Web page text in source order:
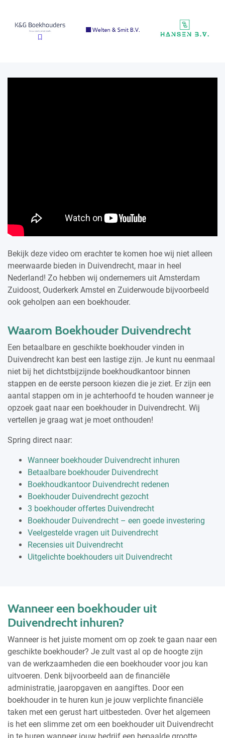
Bekijk deze video om erachter te komen hoe wij niet alleen
meerwaarde bieden in Duivendrecht, maar in heel
Nederland! Zo hebben wij ondernemers uit Amsterdam
Zuidoost, Ouderkerk Amstel en Zuiderwoude bijvoorbeeld
ook geholpen aan een boekhouder.
Waarom Boekhouder Duivendrecht
Een betaalbare en geschikte boekhouder vinden in
Duivendrecht kan best een lastige zijn. Je kunt nu eenmaal
niet bij het dichtstbijzijnde boekhoudkantoor binnen
stappen en de eerste persoon kiezen die je ziet. Er zijn een
aantal stappen om in je achterhoofd te houden wanneer je
opzoek gaat naar een boekhouder in Duivendrecht. Wij
vertellen je graag wat je moet onthouden!
Spring direct naar:
Wanneer boekhouder Duivendrecht inhuren
Betaalbare boekhouder Duivendrecht
Boekhoudkantoor Duivendrecht redenen
Boekhouder Duivendrecht gezocht
3 boekhouder offertes Duivendrecht
Boekhouder Duivendrecht – een goede investering
Veelgestelde vragen uit Duivendrecht
Recensies uit Duivendrecht
Uitgelichte boekhouders uit Duivendrecht
Wanneer een boekhouder uit
Duivendrecht inhuren?
Wanneer is het juiste moment om op zoek te gaan naar een
geschikte boekhouder? Je zult vast al op de hoogte zijn
van de werkzaamheden die een boekhouder voor jou kan
uitvoeren. Denk bijvoorbeeld aan de financiële
administratie, jaaropgaven en aangiftes. Door een
boekhouder in te huren kun je jouw verplichte financiële
taken met een gerust hart uitbesteden. Over het algemeen
is het een slimme zet om een boekhouder uit Duivendrecht